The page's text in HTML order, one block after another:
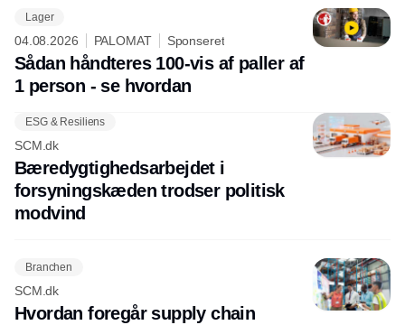
effektivitet, fleksibilitet og kvalitet på
lageret. Dyk ned i temaet og bliv klogere
på udviklingen.
Lager
04.08.2026 PALOMAT Sponseret
Sådan håndteres 100-vis af paller af
1 person - se hvordan
ESG & Resiliens
SCM.dk
Bæredygtighedsarbejdet i
forsyningskæden trodser politisk
modvind
Branchen
SCM.dk
Hvordan foregår supply chain